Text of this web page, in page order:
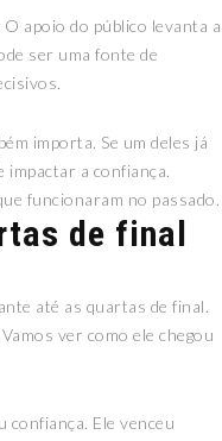
apoio do público levanta a
ser uma fonte de
importa. Se um deles já
a confiança.
funcionaram no passado.
de final
até as quartas de final.
ver como ele chegou
confiança. Ele venceu